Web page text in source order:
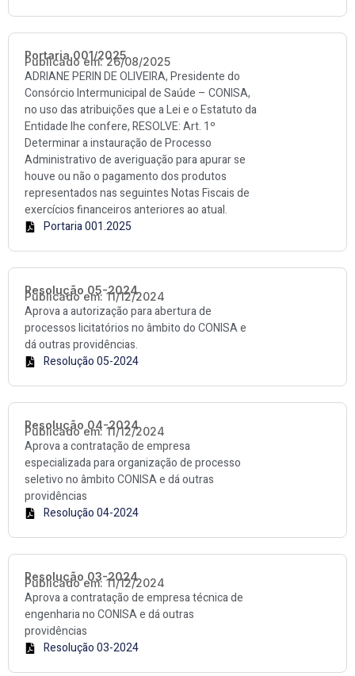
Portaria 001/2025
Publicado em: 26/08/2025
ADRIANE PERIN DE OLIVEIRA, Presidente do
Consórcio Intermunicipal de Saúde – CONISA,
no uso das atribuições que a Lei e o Estatuto da
Entidade lhe confere, RESOLVE: Art. 1º
Determinar a instauração de Processo
Administrativo de averiguação para apurar se
houve ou não o pagamento dos produtos
representados nas seguintes Notas Fiscais de
exercícios financeiros anteriores ao atual.
Portaria 001.2025
Resolução 05-2024
Publicado em: 11/12/2024
Aprova a autorização para abertura de
processos licitatórios no âmbito do CONISA e
dá outras providências.
Resolução 05-2024
Resolução 04-2024
Publicado em: 11/12/2024
Aprova a contratação de empresa
especializada para organização de processo
seletivo no âmbito CONISA e dá outras
providências
Resolução 04-2024
Resolução 03-2024
Publicado em: 11/12/2024
Aprova a contratação de empresa técnica de
engenharia no CONISA e dá outras
providências
Resolução 03-2024